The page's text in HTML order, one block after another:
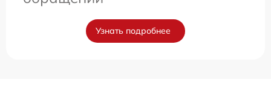
Узнать подробнее